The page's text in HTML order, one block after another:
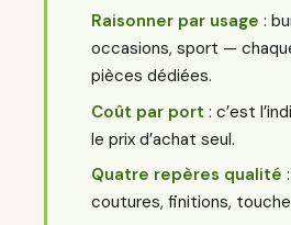
Raisonner par usage :
occasions, sport —
pièces dédiées.
Coût par port : c’est
le prix d’achat seul.
Quatre repères qualité
coutures, finitions,